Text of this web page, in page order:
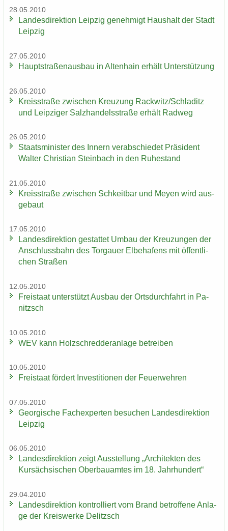
28.05.2010
Lan­des­di­rek­ti­on Leip­zig ge­neh­migt Haus­halt der Stadt
Leip­zig
27.05.2010
Haupt­stra­ßen­aus­bau in Al­ten­hain er­hält Un­ter­stüt­zung
26.05.2010
Kreis­stra­ße zwi­schen Kreu­zung Rack­witz/Schla­ditz
und Leip­zi­ger Salz­han­dels­stra­ße er­hält Rad­weg
26.05.2010
Staats­mi­nis­ter des In­nern ver­ab­schie­det Prä­si­dent
Wal­ter Chris­ti­an Stein­bach in den Ru­he­stand
21.05.2010
Kreis­stra­ße zwi­schen Schkeit­bar und Meyen wird aus­
ge­baut
17.05.2010
Lan­des­di­rek­ti­on ge­stat­tet Umbau der Kreu­zun­gen der
An­schluss­bahn des Tor­gau­er El­be­ha­fens mit öf­fent­li­
chen Stra­ßen
12.05.2010
Frei­staat un­ter­stützt Aus­bau der Orts­durch­fahrt in Pa­
nitzsch
10.05.2010
WEV kann Holz­schred­de­r­an­la­ge be­trei­ben
10.05.2010
Frei­staat för­dert In­ves­ti­tio­nen der Feu­er­weh­ren
07.05.2010
Ge­or­gi­sche Fach­ex­per­ten be­su­chen Lan­des­di­rek­ti­on
Leip­zig
06.05.2010
Lan­des­di­rek­ti­on zeigt Aus­stel­lung „Ar­chi­tek­ten des
Kur­säch­si­schen Ober­bau­am­tes im 18. Jahr­hun­dert“
29.04.2010
Lan­des­di­rek­ti­on kon­trol­liert vom Brand be­trof­fe­ne An­la­
ge der Kreis­wer­ke De­litzsch